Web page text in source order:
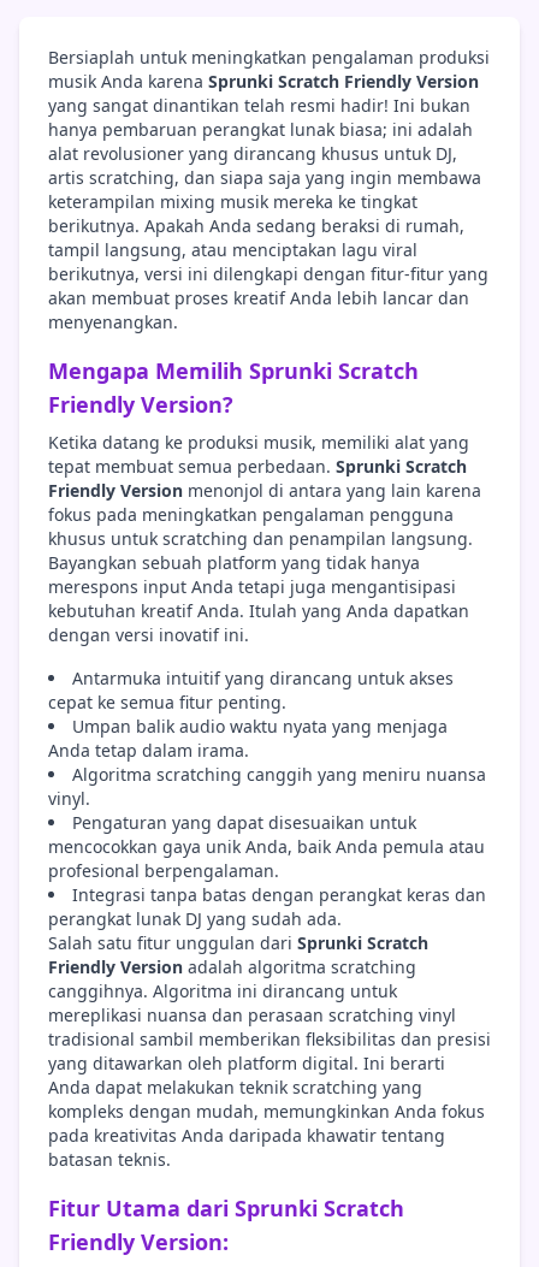
Bersiaplah untuk meningkatkan pengalaman produksi
musik Anda karena Sprunki Scratch Friendly Version
yang sangat dinantikan telah resmi hadir! Ini bukan
hanya pembaruan perangkat lunak biasa; ini adalah
alat revolusioner yang dirancang khusus untuk DJ,
artis scratching, dan siapa saja yang ingin membawa
keterampilan mixing musik mereka ke tingkat
berikutnya. Apakah Anda sedang beraksi di rumah,
tampil langsung, atau menciptakan lagu viral
berikutnya, versi ini dilengkapi dengan fitur-fitur yang
akan membuat proses kreatif Anda lebih lancar dan
menyenangkan.
Mengapa Memilih Sprunki Scratch
Friendly Version?
Ketika datang ke produksi musik, memiliki alat yang
tepat membuat semua perbedaan. Sprunki Scratch
Friendly Version menonjol di antara yang lain karena
fokus pada meningkatkan pengalaman pengguna
khusus untuk scratching dan penampilan langsung.
Bayangkan sebuah platform yang tidak hanya
merespons input Anda tetapi juga mengantisipasi
kebutuhan kreatif Anda. Itulah yang Anda dapatkan
dengan versi inovatif ini.
Antarmuka intuitif yang dirancang untuk akses
cepat ke semua fitur penting.
Umpan balik audio waktu nyata yang menjaga
Anda tetap dalam irama.
Algoritma scratching canggih yang meniru nuansa
vinyl.
Pengaturan yang dapat disesuaikan untuk
mencocokkan gaya unik Anda, baik Anda pemula atau
profesional berpengalaman.
Integrasi tanpa batas dengan perangkat keras dan
perangkat lunak DJ yang sudah ada.
Salah satu fitur unggulan dari Sprunki Scratch
Friendly Version adalah algoritma scratching
canggihnya. Algoritma ini dirancang untuk
mereplikasi nuansa dan perasaan scratching vinyl
tradisional sambil memberikan fleksibilitas dan presisi
yang ditawarkan oleh platform digital. Ini berarti
Anda dapat melakukan teknik scratching yang
kompleks dengan mudah, memungkinkan Anda fokus
pada kreativitas Anda daripada khawatir tentang
batasan teknis.
Fitur Utama dari Sprunki Scratch
Friendly Version: